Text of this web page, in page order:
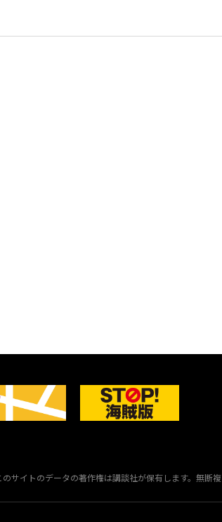
サイトのデータの著作権は講談社が保有します。無断複